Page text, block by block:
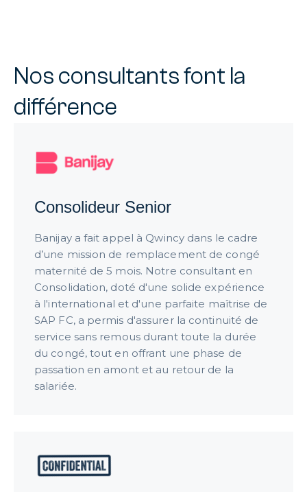
Nos consultants font la
différence
Consolideur Senior
Banijay a fait appel à Qwincy dans le cadre
d’une mission de remplacement de congé
maternité de 5 mois. Notre consultant en
Consolidation, doté d'une solide expérience
à l'international et d'une parfaite maîtrise de
SAP FC, a permis d'assurer la continuité de
service sans remous durant toute la durée
du congé, tout en offrant une phase de
passation en amont et au retour de la
salariée.